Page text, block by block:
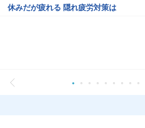
休みだが疲れる 隠れ疲労対策は